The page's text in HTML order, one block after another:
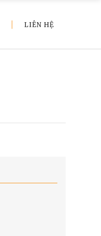
LIÊN HỆ